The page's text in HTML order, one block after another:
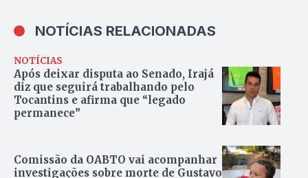
NOTÍCIAS RELACIONADAS
NOTÍCIAS
Após deixar disputa ao Senado, Irajá
diz que seguirá trabalhando pelo
Tocantins e afirma que “legado
permanece”
Comissão da OABTO vai acompanhar
investigações sobre morte de Gustavo